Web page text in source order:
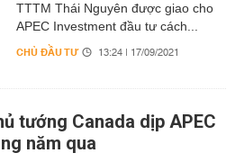
TTTM Thái Nguyên được giao cho
APEC Investment đầu tư cách...
CHỦ ĐẦU TƯ 13:24 | 17/09/2021
tướng Canada dịp APEC
năm qua